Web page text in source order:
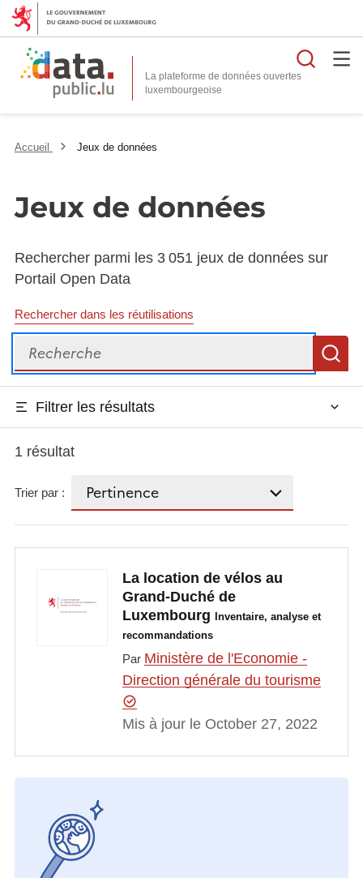
La plateforme de données ouvertes
Accueil Jeux de données
Jeux de données
Rechercher parmi les 3 051 jeux de données sur
Portail Open Data
Rechercher dans les réutilisations
Recherche
Filtrer les résultats
1 résultat
Trier par :
La location de vélos au
Grand-Duché de
Luxembourg
Inventaire, analyse et
recommandations
Par Ministère de l'Economie -
Direction générale du tourisme
Mis à jour le October 27, 2022